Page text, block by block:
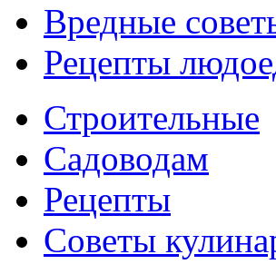
Вредные
Рецепты
Строительные
Садоводам
Рецепты
Советы